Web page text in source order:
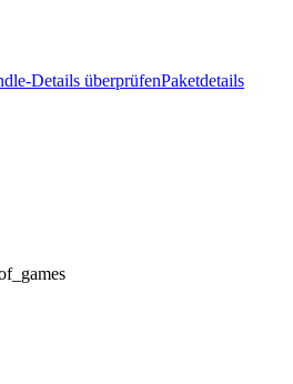
Details überprüfenPaketdetails